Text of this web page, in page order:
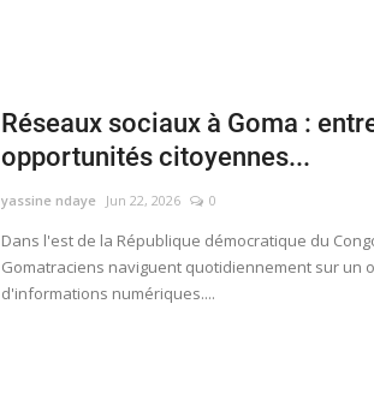
Réseaux sociaux à Goma :
opportunités citoyennes...
yassine ndaye Jun 22, 2026 0
Dans l'est de la République démocratique du
Gomatraciens naviguent quotidiennement sur un
d'informations numériques....